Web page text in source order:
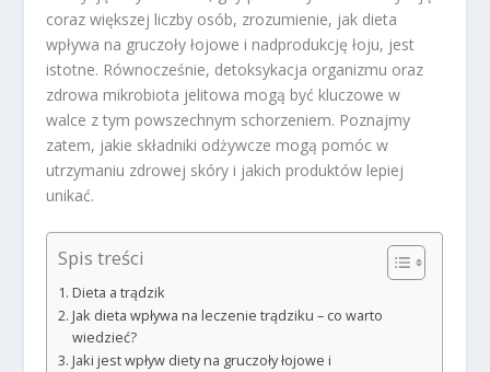
coraz większej liczby osób, zrozumienie, jak dieta
wpływa na gruczoły łojowe i nadprodukcję łoju, jest
istotne. Równocześnie, detoksykacja organizmu oraz
zdrowa mikrobiota jelitowa mogą być kluczowe w
walce z tym powszechnym schorzeniem. Poznajmy
zatem, jakie składniki odżywcze mogą pomóc w
utrzymaniu zdrowej skóry i jakich produktów lepiej
unikać.
Spis treści
Dieta a trądzik
Jak dieta wpływa na leczenie trądziku – co warto
wiedzieć?
Jaki jest wpływ diety na gruczoły łojowe i